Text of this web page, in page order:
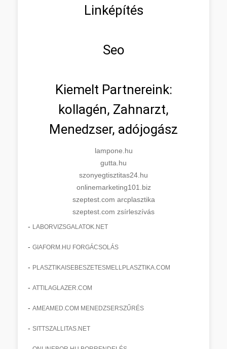
Linképítés
Seo
Kiemelt Partnereink:
kollagén, Zahnarzt,
Menedzser, adójogász
lampone.hu
gutta.hu
szonyegtisztitas24.hu
onlinemarketing101.biz
szeptest.com arcplasztika
szeptest.com zsírleszívás
- LABORVIZSGALATOK.NET
- GIAFORM.HU FORGÁCSOLÁS
- PLASZTIKAISEBESZETESMELLPLASZTIKA.COM
- ATTILAGLAZER.COM
- AMEAMED.COM MENEDZSERSZŰRÉS
- SITTSZALLITAS.NET